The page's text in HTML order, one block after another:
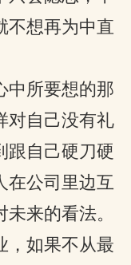
不想再为中直
中所要想的那
对自己没有礼
跟自己硬刀硬
在公司里边互
来的看法。
，如果不从最